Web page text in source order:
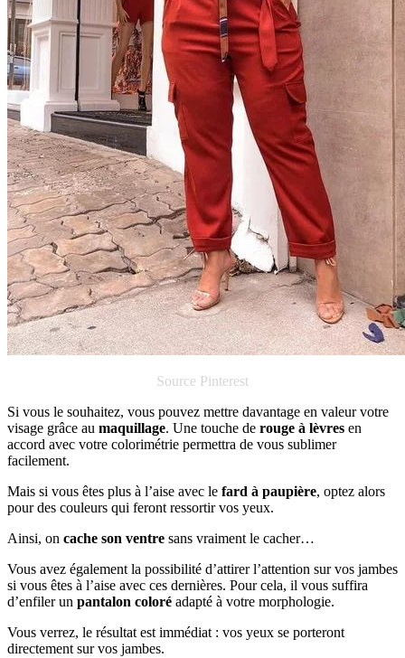
Source Pinterest
Si vous le souhaitez, vous pouvez mettre davantage en valeur votre
visage grâce au maquillage. Une touche de rouge à lèvres en
accord avec votre colorimétrie permettra de vous sublimer
facilement.
Mais si vous êtes plus à l’aise avec le fard à paupière, optez alors
pour des couleurs qui feront ressortir vos yeux.
Ainsi, on cache son ventre sans vraiment le cacher…
Vous avez également la possibilité d’attirer l’attention sur vos jambes
si vous êtes à l’aise avec ces dernières. Pour cela, il vous suffira
d’enfiler un pantalon coloré adapté à votre morphologie.
Vous verrez, le résultat est immédiat : vos yeux se porteront
directement sur vos jambes.